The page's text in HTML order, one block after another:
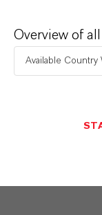
Overview of
Available Country